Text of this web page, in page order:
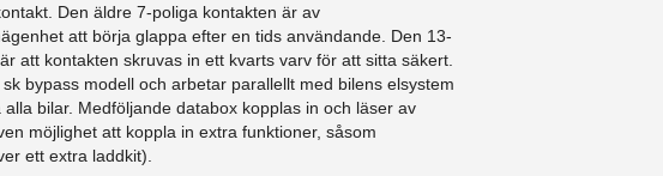
Den äldre 7-poliga kontakten är av
att börja glappa efter en tids användande. Den 13-
att kontakten skruvas in ett kvarts varv för att sitta säkert.
bypass modell och arbetar parallellt med bilens elsystem
bilar. Medföljande databox kopplas in och läser av
möjlighet att koppla in extra funktioner, såsom
ett extra laddkit).